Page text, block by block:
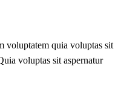
voluptatem quia voluptas sit
voluptas sit aspernatur